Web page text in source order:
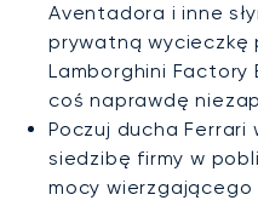
Aventadora i inne
prywatną wycieczkę
Lamborghini Factory
coś naprawdę
Poczuj ducha Ferrari
siedzibę firmy w
mocy